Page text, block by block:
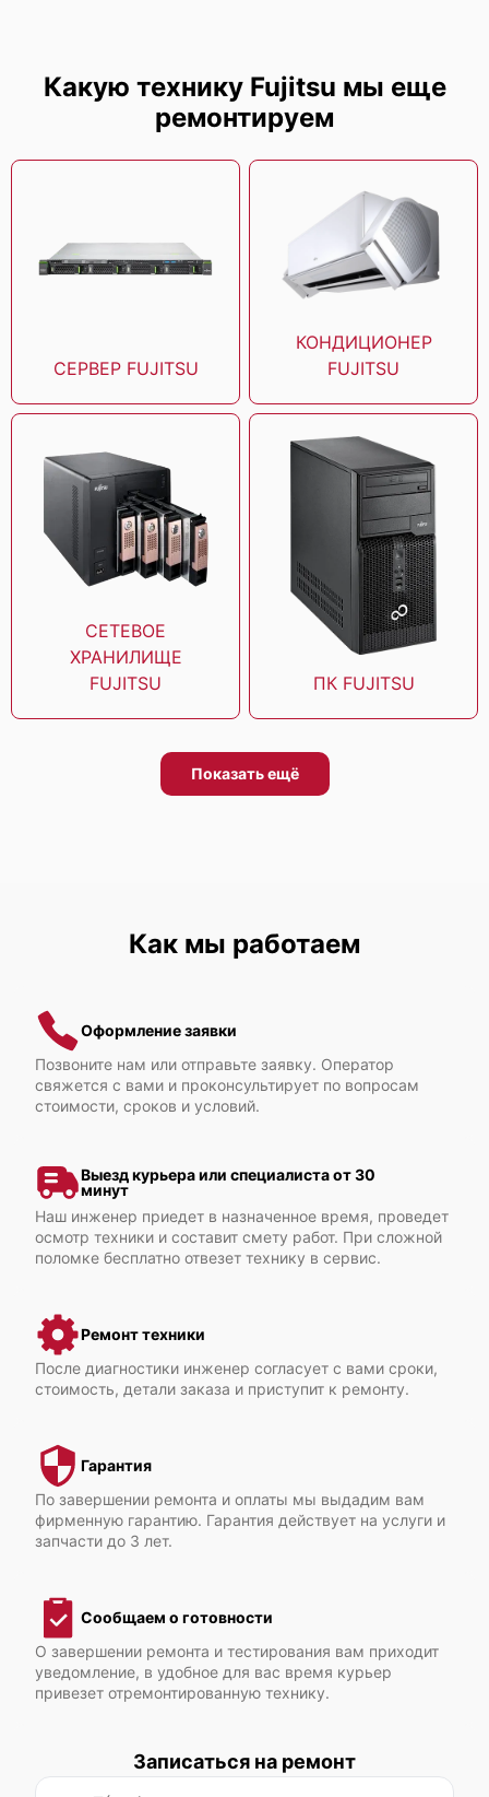
Fujitsu Sparc M10-1
Fujitsu Server Primergy CX1640 M1
Fujitsu Server Primergy CX 600 M1
Fujitsu Primergy TX2560 M2
Fujitsu Primergy TX2560 M1
Fujitsu Primergy TX2550 M4
Какую технику Fujitsu мы еще
ремонтируем
СЕРВЕР FUJITSU
КОНДИЦИОНЕР
FUJITSU
СЕТЕВОЕ
ХРАНИЛИЩЕ
FUJITSU
ПК FUJITSU
Показать ещё
Как мы работаем
Оформление заявки
Позвоните нам или отправьте заявку. Оператор
свяжется с вами и проконсультирует по вопросам
стоимости, сроков и условий.
Выезд курьера или специалиста от 30
минут
Наш инженер приедет в назначенное время, проведет
осмотр техники и составит смету работ. При сложной
поломке бесплатно отвезет технику в сервис.
Ремонт техники
После диагностики инженер согласует с вами сроки,
стоимость, детали заказа и приступит к ремонту.
Гарантия
По завершении ремонта и оплаты мы выдадим вам
фирменную гарантию. Гарантия действует на услуги и
запчасти до 3 лет.
Сообщаем о готовности
О завершении ремонта и тестирования вам приходит
уведомление, в удобное для вас время курьер
привезет отремонтированную технику.
Записаться на ремонт